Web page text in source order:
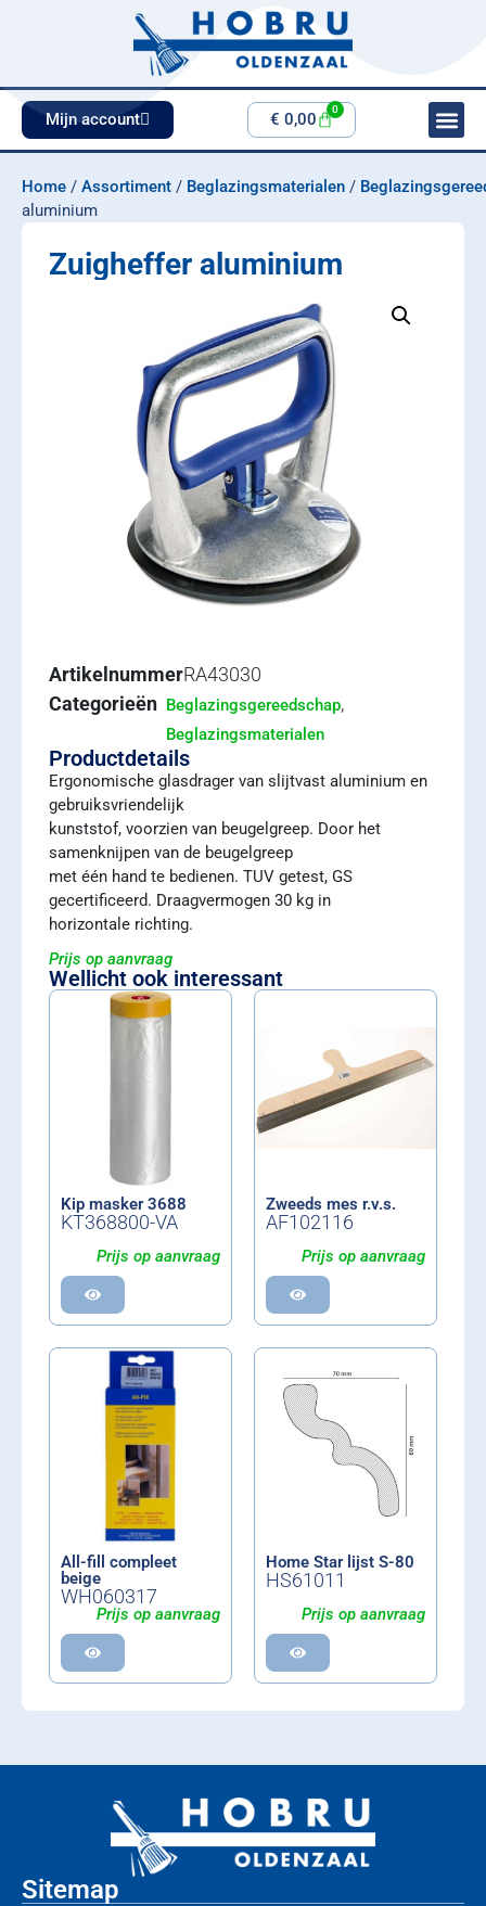
Mijn account € 0,00
0
Home / Assortiment / Beglazingsmaterialen /
aluminium
Zuigheffer aluminium
ArtikelnummerRA43030
Categorieën Beglazingsgereedschap,
Beglazingsmaterialen
Productdetails
Ergonomische glasdrager van slijtvast aluminium en
gebruiksvriendelijk
kunststof, voorzien van beugelgreep. Door het
samenknijpen van de beugelgreep
met één hand te bedienen. TUV getest, GS
gecertificeerd. Draagvermogen 30 kg in
horizontale richting.
Prijs op aanvraag
Wellicht ook interessant
Kip masker 3688
KT368800-VA
Prijs op aanvraag
Zweeds mes r.v.s.
AF102116
Prijs op aanvraag
All-fill compleet
beige
WH060317
Prijs op aanvraag
Home Star lijst S-80
HS61011
Prijs op aanvraag
Sitemap